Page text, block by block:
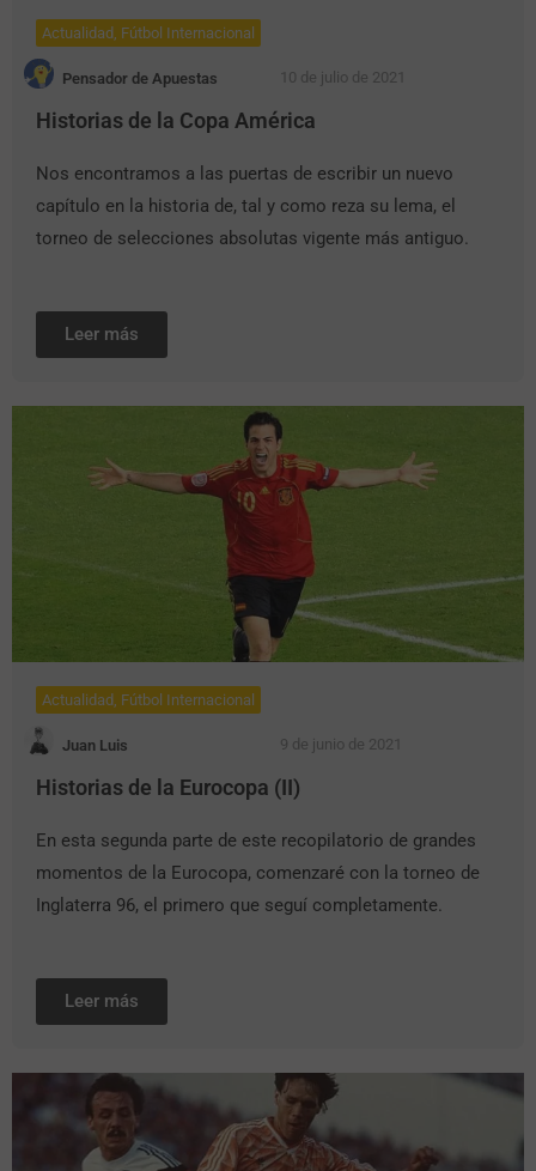
Actualidad , Fútbol Internacional
Pensador de Apuestas 10 de julio de 2021
Historias de la Copa América
Nos encontramos a las puertas de escribir un nuevo
capítulo en la historia de, tal y como reza su lema, el
torneo de selecciones absolutas vigente más antiguo.
Leer más
Actualidad , Fútbol Internacional
Juan Luis 9 de junio de 2021
Historias de la Eurocopa (II)
En esta segunda parte de este recopilatorio de grandes
momentos de la Eurocopa, comenzaré con la torneo de
Inglaterra 96, el primero que seguí completamente.
Leer más